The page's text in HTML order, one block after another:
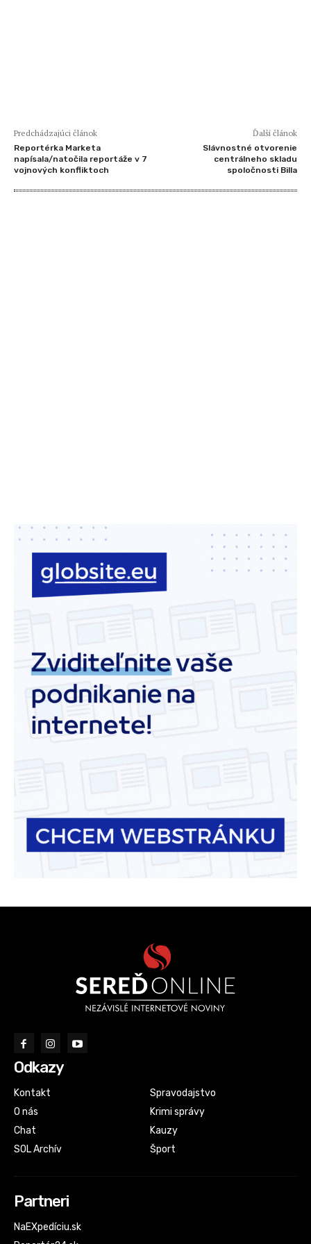
Predchádzajúci článok
Reportérka Marketa
napísala/natočila reportáže v 7
vojnových konfliktoch
Ďalší článok
Slávnostné otvorenie
centrálneho skladu
spoločnosti Billa
Odkazy
Kontakt
O nás
Chat
SOL Archív
Spravodajstvo
Krimi správy
Kauzy
Šport
Partneri
NaEXpedíciu.sk